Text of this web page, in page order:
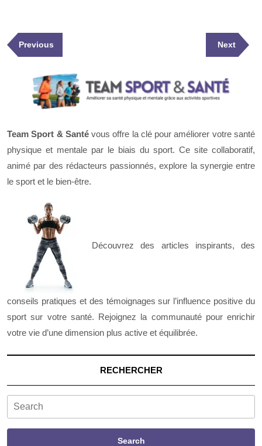
Navigation
dePrevious
Post
Previous
Next
Post
Next
Team Sport & Santévous offre la clé pour améliorer votre santé
physique et mentale par le biais du sport. Ce site collaboratif,
animé par des rédacteurs passionnés, explore la synergie entre
le sport et le bien-être.
Découvrez des articles inspirants, des
conseils pratiques et des témoignages sur l’influence positive du
sport sur votre santé. Rejoignez la communauté pour enrichir
votre vie d’une dimension plus active et équilibrée.
RECHERCHER
Search
Search